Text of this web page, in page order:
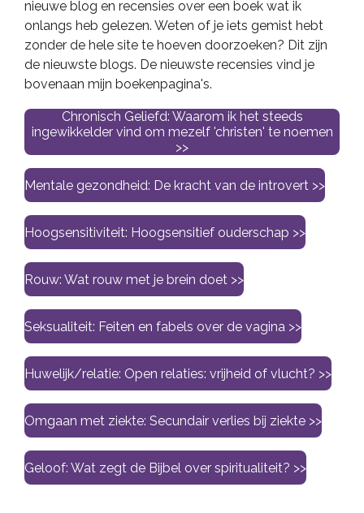
nieuwe blog en recensies over een boek wat ik
onlangs heb gelezen. Weten of je iets gemist hebt
zonder de hele site te hoeven doorzoeken? Dit zijn
de nieuwste blogs. De nieuwste recensies vind je
bovenaan mijn boekenpagina's.
Chronisch Geliefd: Waarom ik het steeds
ingewikkelder vind om mezelf 'christen' te noemen
>>
Mentale gezondheid: De kracht van de introvert >>
Hoogsensitiviteit: Hoogsensitief ouderschap >>
Rouw: Wat rouw met je brein doet >>
Seksualiteit: Feiten en fabels over de vagina >>
Huwelijk/relatie: Open relaties: vrijheid of vlucht? >>
Omgaan met ziekte: Secundair verlies bij ziekte >>
Geloof: Wat zegt de Bijbel over spiritualiteit? >>